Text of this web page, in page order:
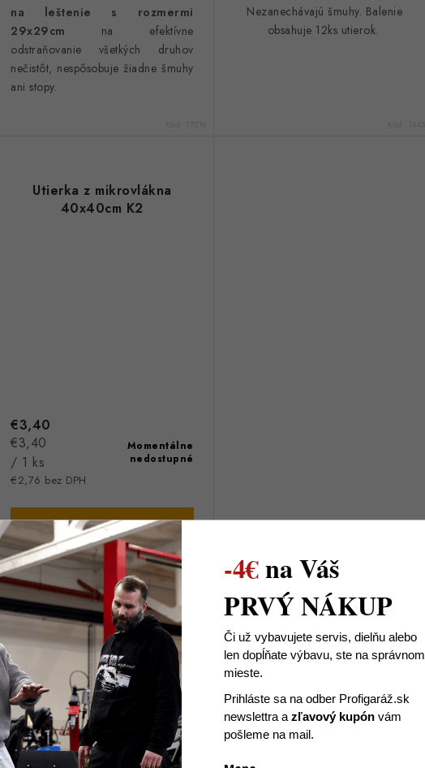
na leštenie s rozmermi
29x29cm na
efektívne
odstraňovanie všetkých druhov
nečistôt, nespôsobuje žiadne šmuhy
ani stopy.
Nezanechávajú šmuhy. Balenie
obsahuje 12ks utierok.
Utierka z mikrovlákna
40x40cm K2
Momentálne
nedostupné
€2,76 bez DPH
€3,40
Jednotková
cena:
€3,40
/ 1 ks
DETAIL
Kvalitná mikrovláknová utierka s
rozmermi 40x40cm, efektívne
odstraňovanie všetkých druhov
nečistôt, nespôsobuje žiadne šmuhy
ani stopy.
Kód:
-4€na Váš
PRVÝ NÁKUP
Či už vybavujete servis, dielňu alebo
len dopĺňate výbavu, ste na správnom
mieste.
Prihláste sa na odber Profigaráž.sk
newslettra a zľavový kupón vám
pošleme na mail.